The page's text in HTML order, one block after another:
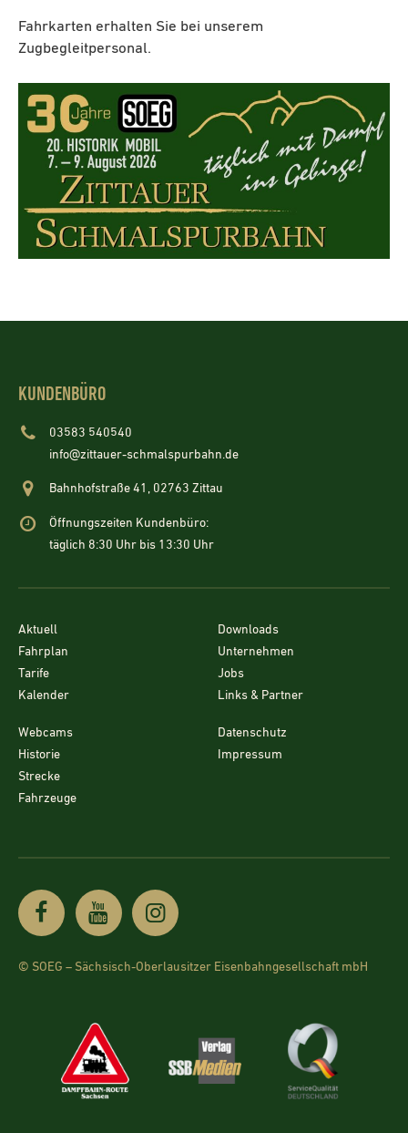
Fahrkarten erhalten Sie bei unserem
Zugbegleitpersonal.
KUNDENBÜRO
03583 540540
info@zittauer-schmalspurbahn.de
Bahnhofstraße 41, 02763 Zittau
Öffnungszeiten Kundenbüro:
täglich 8:30 Uhr bis 13:30 Uhr
Aktuell
Fahrplan
Tarife
Kalender
Downloads
Unternehmen
Jobs
Links & Partner
Webcams
Historie
Strecke
Fahrzeuge
Datenschutz
Impressum
© SOEG – Sächsisch-Oberlausitzer Eisenbahngesellschaft mbH